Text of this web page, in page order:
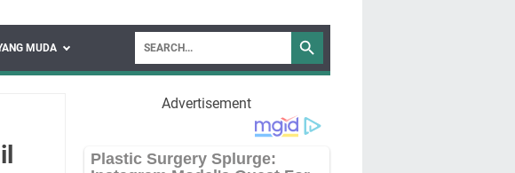
MUDA
Advertisement